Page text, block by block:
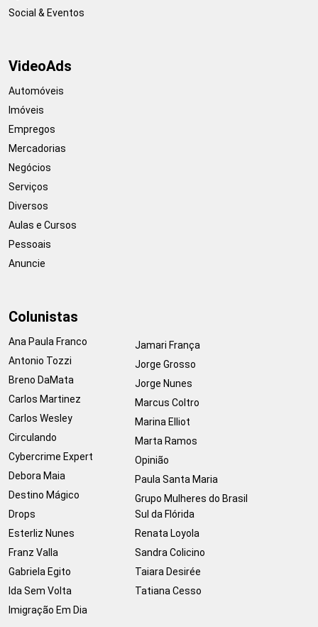
Social & Eventos
VideoAds
Automóveis
Imóveis
Empregos
Mercadorias
Negócios
Serviços
Diversos
Aulas e Cursos
Pessoais
Anuncie
Colunistas
Ana Paula Franco
Antonio Tozzi
Breno DaMata
Carlos Martinez
Carlos Wesley
Circulando
Cybercrime Expert
Debora Maia
Destino Mágico
Drops
Esterliz Nunes
Franz Valla
Gabriela Egito
Ida Sem Volta
Imigração Em Dia
Jamari França
Jorge Grosso
Jorge Nunes
Marcus Coltro
Marina Elliot
Marta Ramos
Opinião
Paula Santa Maria
Grupo Mulheres do Brasil
Sul da Flórida
Renata Loyola
Sandra Colicino
Taiara Desirée
Tatiana Cesso